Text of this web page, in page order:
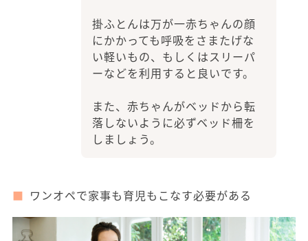
掛ふとんは万が一赤ちゃんの顔
にかかっても呼吸をさまたげな
い軽いもの、もしくはスリーパ
ーなどを利用すると良いです。
また、赤ちゃんがベッドから転
落しないように必ずベッド柵を
しましょう。
ワンオペで家事も育児もこなす必要がある